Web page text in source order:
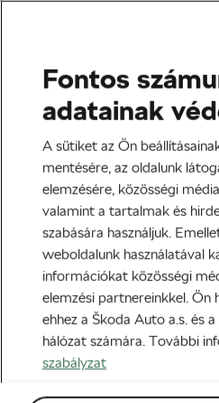
Tag:
Hogyan
2019-06-17
Városi
2018-06-22
Fontos
adatainak
A sütiket az Ön
mentésére, az oldalunk
elemzésére, közösségi
valamint a tartalmak és
szabására használjuk.
weboldalunk használatával
információkat közösségi
elemzési partnereinkkel. Ön
ehhez a Škoda Auto a.s. és
hálózat számára. További
szabályzat